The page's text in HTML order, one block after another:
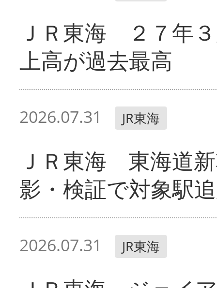
ＪＲ東海 ２７年
上高が過去最高
2026.07.31 JR東海
ＪＲ東海 東海道
影・検証で対象駅
2026.07.31 JR東海